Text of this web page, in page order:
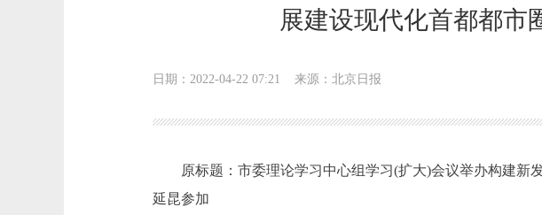
展建设现代化首都都市
日期：2022-04-22 07:21 来源：北京日报
原标题：市委理论学习中心组学习(扩大)会议举办构建新
延昆参加